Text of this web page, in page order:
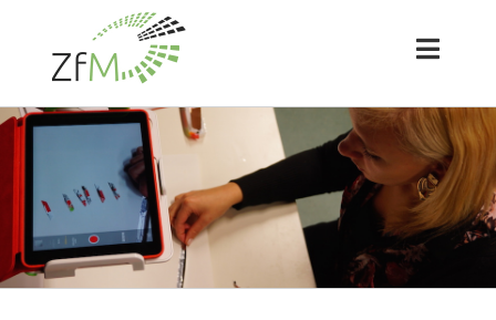
springen
Toggle
Das ZfM
Team
Projekte